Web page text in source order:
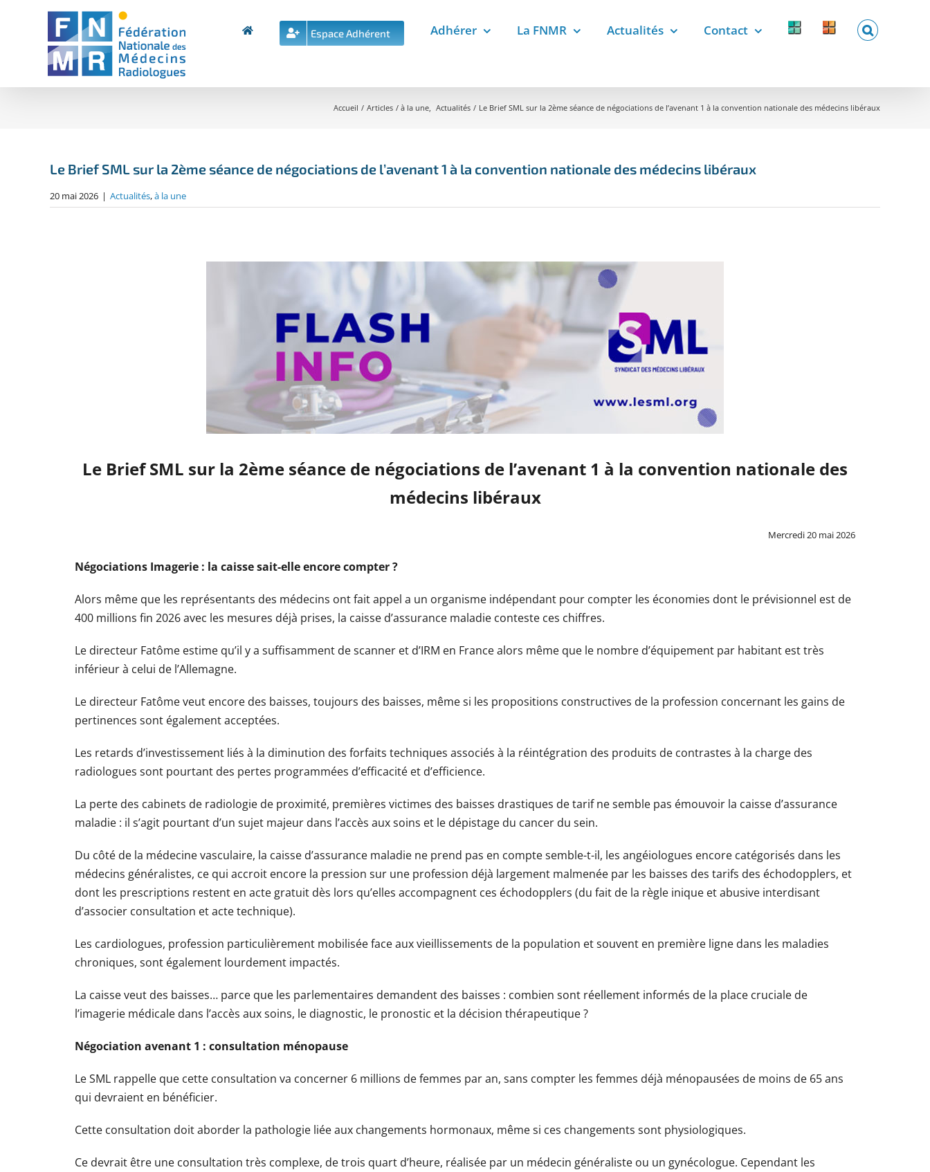
Espace Adhérent Adhérer La FNMR Actualités Contact ForcomedLabelix
Accueil Articles à la une Actualités Le Brief SML sur la 2ème séance de négociations de l’avenant 1 à la convention nationale des médecins libéraux
Le Brief SML sur la 2ème séance de négociations de l’avenant 1 à la convention nationale des médecins libéraux
20 mai 2026 | Actualités,à la une
Le Brief SML sur la 2ème séance de négociations de l’avenant 1 à la convention nationale des
médecins libéraux
Mercredi 20 mai 2026
Négociations Imagerie : la caisse sait-elle encore compter ?
Alors même que les représentants des médecins ont fait appel a un organisme indépendant pour compter les économies dont le prévisionnel est de
400 millions fin 2026 avec les mesures déjà prises, la caisse d’assurance maladie conteste ces chiffres.
Le directeur Fatôme estime qu’il y a suffisamment de scanner et d’IRM en France alors même que le nombre d’équipement par habitant est très
inférieur à celui de l’Allemagne.
Le directeur Fatôme veut encore des baisses, toujours des baisses, même si les propositions constructives de la profession concernant les gains de
pertinences sont également acceptées.
Les retards d’investissement liés à la diminution des forfaits techniques associés à la réintégration des produits de contrastes à la charge des
radiologues sont pourtant des pertes programmées d’efficacité et d’efficience.
La perte des cabinets de radiologie de proximité, premières victimes des baisses drastiques de tarif ne semble pas émouvoir la caisse d’assurance
maladie : il s’agit pourtant d’un sujet majeur dans l’accès aux soins et le dépistage du cancer du sein.
Du côté de la médecine vasculaire, la caisse d’assurance maladie ne prend pas en compte semble-t-il, les angéiologues encore catégorisés dans les
médecins généralistes, ce qui accroit encore la pression sur une profession déjà largement malmenée par les baisses des tarifs des échodopplers, et
dont les prescriptions restent en acte gratuit dès lors qu’elles accompagnent ces échodopplers (du fait de la règle inique et abusive interdisant
d’associer consultation et acte technique).
Les cardiologues, profession particulièrement mobilisée face aux vieillissements de la population et souvent en première ligne dans les maladies
chroniques, sont également lourdement impactés.
La caisse veut des baisses… parce que les parlementaires demandent des baisses : combien sont réellement informés de la place cruciale de
l’imagerie médicale dans l’accès aux soins, le diagnostic, le pronostic et la décision thérapeutique ?
Négociation avenant 1 : consultation ménopause
Le SML rappelle que cette consultation va concerner 6 millions de femmes par an, sans compter les femmes déjà ménopausées de moins de 65 ans
qui devraient en bénéficier.
Cette consultation doit aborder la pathologie liée aux changements hormonaux, même si ces changements sont physiologiques.
Ce devrait être une consultation très complexe, de trois quart d’heure, réalisée par un médecin généraliste ou un gynécologue. Cependant les